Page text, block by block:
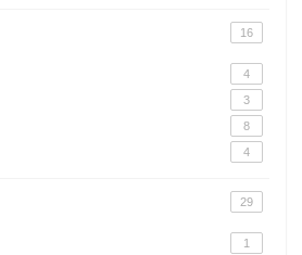
16
4
3
8
4
29
1